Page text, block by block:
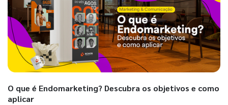
O que é Endomarketing? Descubra os objetivos e como
aplicar